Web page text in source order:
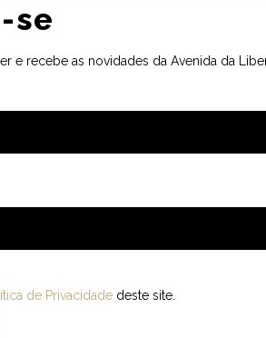
se
e recebe as novidades da Avenida da
de Privacidade deste site.